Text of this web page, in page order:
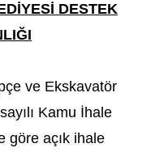
DESTEK
ve Ekskavatör
Kamu İhale
göre açık ihale